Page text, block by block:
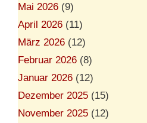
Mai 2026 (9)
April 2026 (11)
März 2026 (12)
Februar 2026 (8)
Januar 2026 (12)
Dezember 2025 (15)
November 2025 (12)